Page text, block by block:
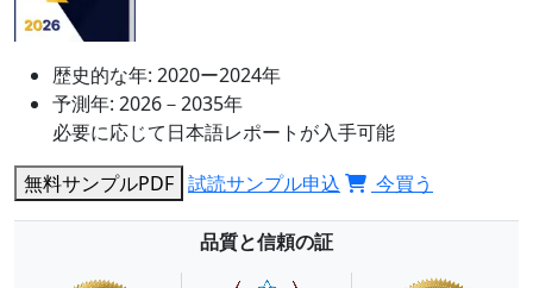
歴史的な年: 2020ー2024年
予測年: 2026－2035年
必要に応じて日本語レポートが入手可能
無料サンプルPDF 試読サンプル申込 今買う
品質と信頼の証